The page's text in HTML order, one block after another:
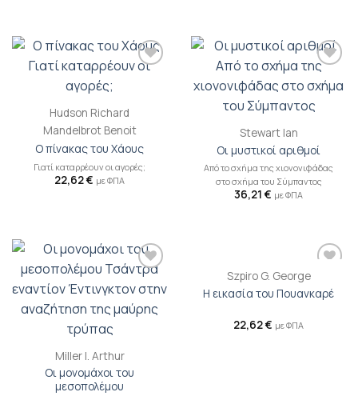
επιθυμιών
Hudson Richard
Mandelbrot Benoit
Ο πίνακας του Χάους
Γιατί καταρρέουν οι αγορές;
22,62€ με ΦΠΑ
Προσθήκη
βιβλίου
επιθυμιών
Stewart Ian
Οι μυστικοί αριθμοί
Από το σχήμα της χιονονιφάδας
στο σχήμα του Σύμπαντος
36,21 € με ΦΠΑ
Προσθήκη
βιβλίου
στη λίστα
επιθυμιών
Miller I. Arthur
Οι μονομάχοι του
μεσοπολέμου
Προσθήκη
βιβλίου
στη λίστα
Szpiro G. George
Η εικασία του Πουανκαρέ
22,62€ με ΦΠΑ